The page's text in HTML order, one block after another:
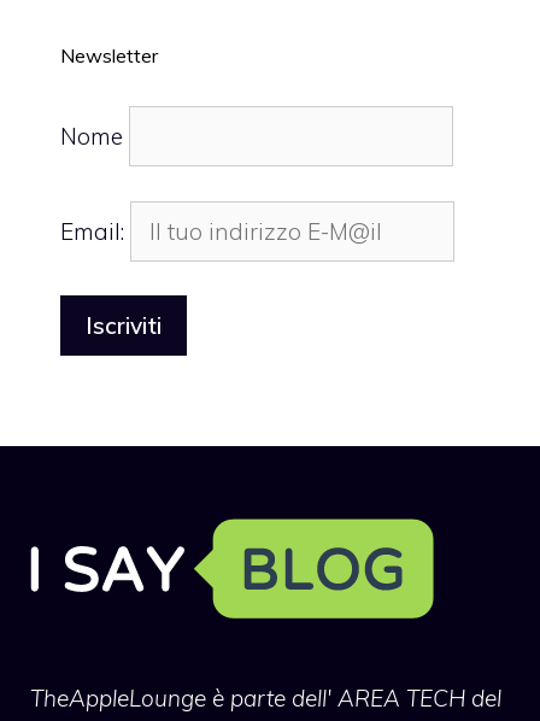
Newsletter
Nome
Email:
TheAppleLounge è parte dell' AREA TECH del